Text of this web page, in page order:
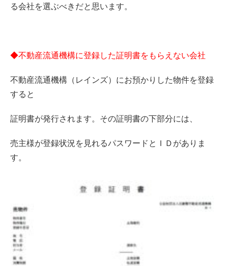
る会社を選ぶべきだと思います。
◆不動産流通機構に登録した証明書をもらえない会社
不動産流通機構（レインズ）にお預かりした物件を登録
すると
証明書が発行されます。その証明書の下部分には、
売主様が登録状況を見れるパスワードとＩＤがありま
す。